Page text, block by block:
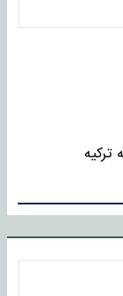
ترکیه